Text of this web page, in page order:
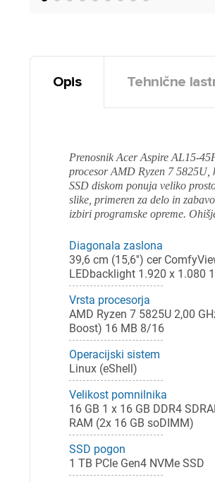
Opis Tehnične
Prenosnik Acer Aspire AL15-
procesor AMD Ryzen 7
SSD diskom ponuja veliko
slike, primeren za delo in
izbiri programske opreme.
Diagonala zaslona
39,6 cm (15,6'') cer
LEDbacklight 1.920 x 1.080
Vrsta procesorja
AMD Ryzen 7 5825U 2,00
Boost) 16 MB 8/16
Operacijski sistem
Linux (eShell)
Velikost pomnilnika
16 GB 1 x 16 GB DDR4
RAM (2x 16 GB soDIMM)
SSD pogon
1 TB PCIe Gen4 NVMe SSD